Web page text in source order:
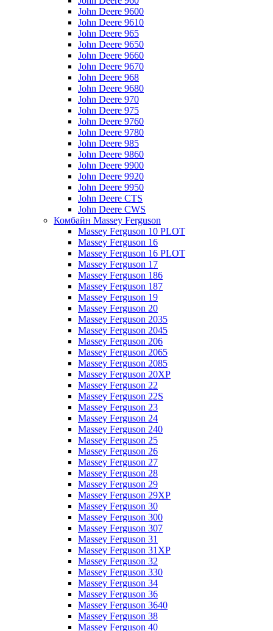
John Deere 9600
John Deere 9610
John Deere 965
John Deere 9650
John Deere 9660
John Deere 9670
John Deere 968
John Deere 9680
John Deere 970
John Deere 975
John Deere 9760
John Deere 9780
John Deere 985
John Deere 9860
John Deere 9900
John Deere 9920
John Deere 9950
John Deere CTS
John Deere CWS
Комбайн Massey Ferguson
Massey Ferguson 10 PLOT
Massey Ferguson 16
Massey Ferguson 16 PLOT
Massey Ferguson 17
Massey Ferguson 186
Massey Ferguson 187
Massey Ferguson 19
Massey Ferguson 20
Massey Ferguson 2035
Massey Ferguson 2045
Massey Ferguson 206
Massey Ferguson 2065
Massey Ferguson 2085
Massey Ferguson 20XP
Massey Ferguson 22
Massey Ferguson 22S
Massey Ferguson 23
Massey Ferguson 24
Massey Ferguson 240
Massey Ferguson 25
Massey Ferguson 26
Massey Ferguson 27
Massey Ferguson 28
Massey Ferguson 29
Massey Ferguson 29XP
Massey Ferguson 30
Massey Ferguson 300
Massey Ferguson 307
Massey Ferguson 31
Massey Ferguson 31XP
Massey Ferguson 32
Massey Ferguson 330
Massey Ferguson 34
Massey Ferguson 36
Massey Ferguson 3640
Massey Ferguson 38
Massey Ferguson 40